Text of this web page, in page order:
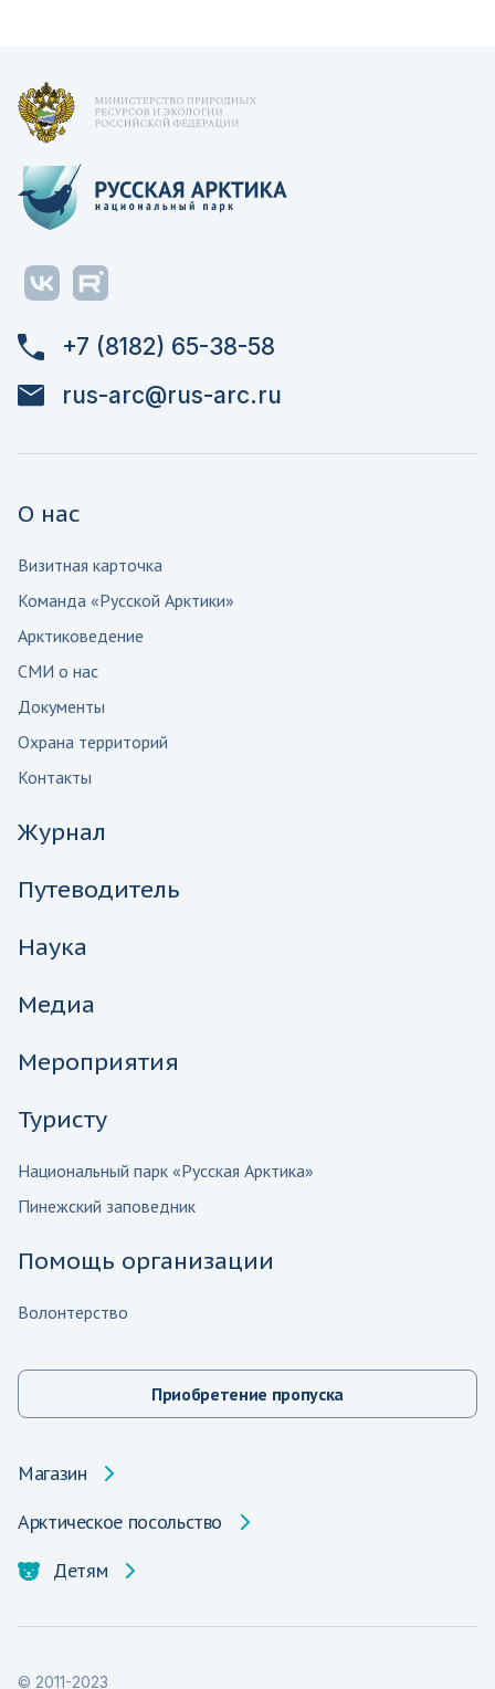
+7 (8182) 65-38-58
rus-arc@rus-arc.ru
О нас
Визитная карточка
Команда «Русской Арктики»
Арктиковедение
СМИ о нас
Документы
Охрана территорий
Контакты
Журнал
Путеводитель
Наука
Медиа
Мероприятия
Туристу
Национальный парк «Русская Арктика»
Пинежский заповедник
Помощь организации
Волонтерство
Приобретение пропуска
Магазин
Арктическое посольство
Детям
© 2011-2023